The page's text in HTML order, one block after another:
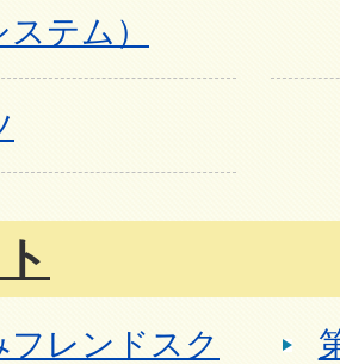
テム）
フレンドスク